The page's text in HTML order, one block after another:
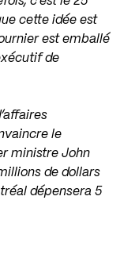
cette idée est
est emballé
de
le
ministre John
de dollars
dépensera 5